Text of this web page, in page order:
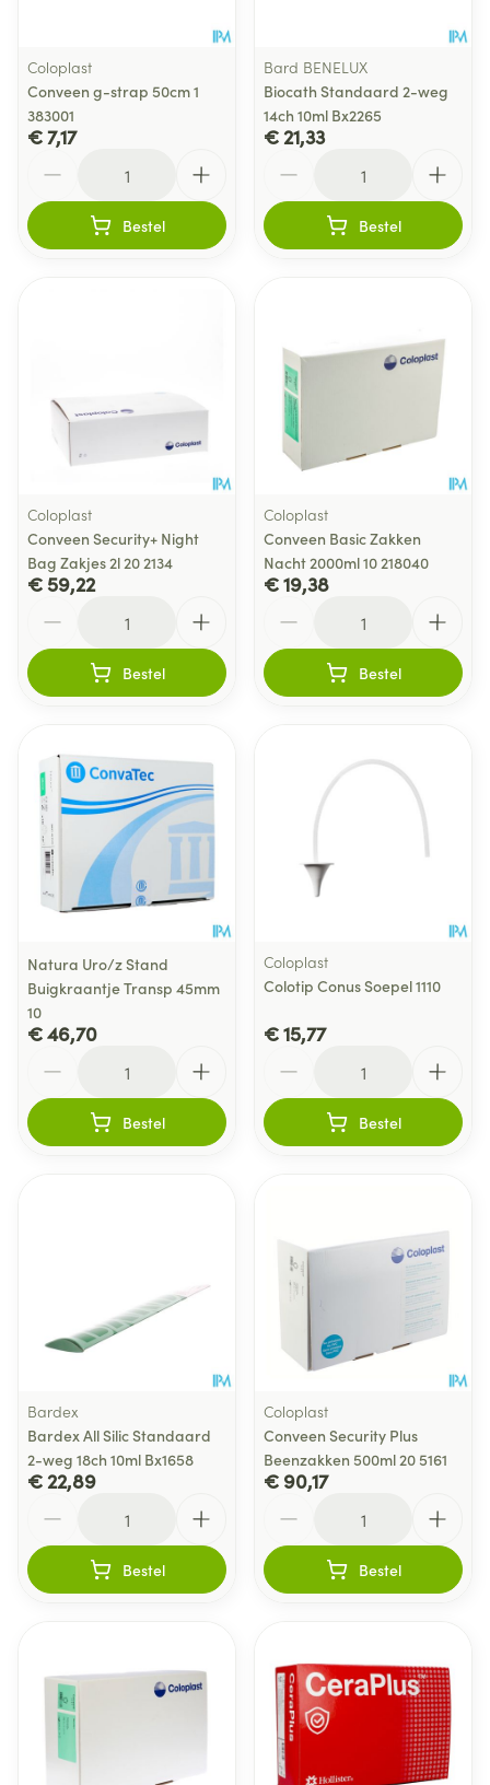
Coloplast
Conveen g-strap 50cm 1
383001
€ 7,17
Bestel
Bard BENELUX
Biocath Standaard 2-weg
14ch 10ml Bx2265
€ 21,33
Bestel
Coloplast
Conveen Security+ Night
Bag Zakjes 2l 20 2134
€ 59,22
Bestel
Coloplast
Conveen Basic Zakken
Nacht 2000ml 10 218040
€ 19,38
Bestel
Natura Uro/z Stand
Buigkraantje Transp 45mm
10
€ 46,70
Bestel
Coloplast
Colotip Conus Soepel 1110
€ 15,77
Bestel
Bardex
Bardex All Silic Standaard
2-weg 18ch 10ml Bx1658
€ 22,89
Bestel
Coloplast
Conveen Security Plus
Beenzakken 500ml 20 5161
€ 90,17
Bestel